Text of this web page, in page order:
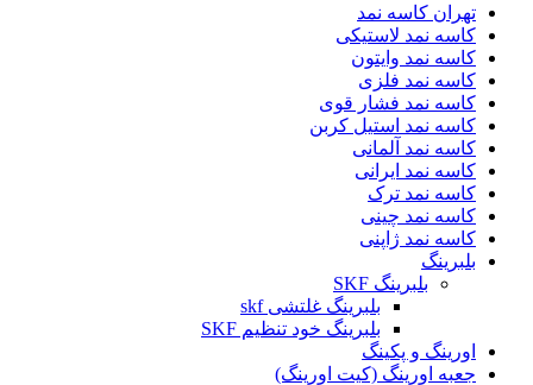
تهران کاسه نمد
کاسه نمد لاستیکی
کاسه نمد وایتون
کاسه نمد فلزی
کاسه نمد فشار قوی
کاسه نمد استیل کربن
کاسه نمد آلمانی
کاسه نمد ایرانی
کاسه نمد ترک
کاسه نمد چینی
کاسه نمد ژاپنی
بلبرینگ
بلبرینگ SKF
بلبرینگ غلتشی skf
بلبرینگ خود تنظیم SKF
اورینگ و پکینگ
جعبه اورینگ (کیت اورینگ)